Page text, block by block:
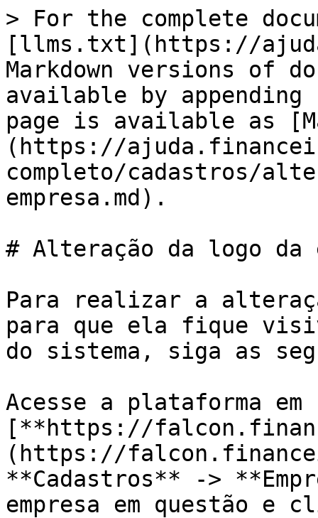
> For the complete
[llms.txt](https://
Markdown versions of
available by
page is available as
(https://
completo/cadastros/
empresa.md).
# Alteração da logo da
Para realizar a
para que ela fique
do sistema, siga as
Acesse a plataforma em
[**https://
(https://
**Cadastros** ->
empresa em questão e